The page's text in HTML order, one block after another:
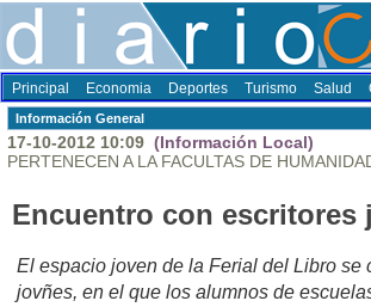
Principal Economia Deportes Turismo Salud
Información General
17-10-2012 10:09 (Información Local)
PERTENECEN A LA FACULTAS DE
Encuentro con escritores
El espacio joven de la Ferial del Libro se
jovñes, en el que los alumnos de